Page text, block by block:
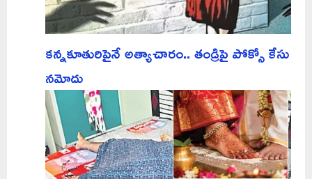
కన్నకూతురిపైనే అత్యాచారం.. తండ్రిపై పోక్సో కేసు
నమోదు